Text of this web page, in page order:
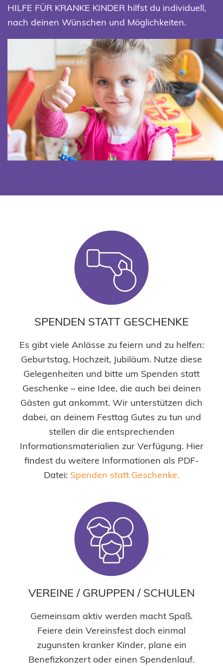
HILFE FÜR KRANKE KINDER hilfst du individuell,
nach deinen Wünschen und Möglichkeiten.
SPENDEN STATT GESCHENKE
Es gibt viele Anlässe zu feiern und zu helfen:
Geburtstag, Hochzeit, Jubiläum. Nutze diese
Gelegenheiten und bitte um Spenden statt
Geschenke – eine Idee, die auch bei deinen
Gästen gut ankommt. Wir unterstützen dich
dabei, an deinem Festtag Gutes zu tun und
stellen dir die entsprechenden
Informationsmaterialien zur Verfügung. Hier
findest du weitere Informationen als PDF-
Datei: Spenden statt Geschenke.
VEREINE / GRUPPEN / SCHULEN
Gemeinsam aktiv werden macht Spaß.
Feiere dein Vereinsfest doch einmal
zugunsten kranker Kinder, plane ein
Benefizkonzert oder einen Spendenlauf.